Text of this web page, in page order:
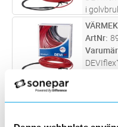
i
eller
ST
ArtNr
ArtNr